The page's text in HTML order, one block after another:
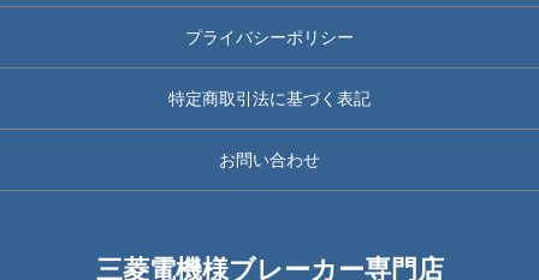
プライバシーポリシー
特定商取引法に基づく表記
お問い合わせ
三菱電機様ブレーカー専門店